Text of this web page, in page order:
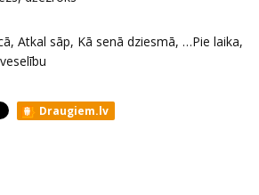
Atkal sāp, Kā senā dziesmā, …Pie laika,
Draugiem.lv